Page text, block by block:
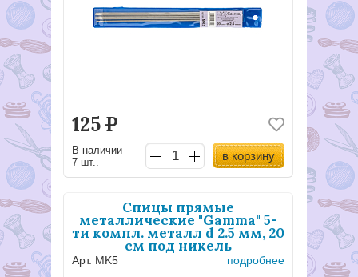
125Р
В наличии
7 шт..
в корзину
Спицы прямые
металлические "Gamma" 5-
ти компл. металл d 2.5 мм, 20
см под никель
Арт. MK5 подробнее